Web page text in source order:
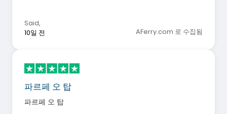
Said,
10일 전
AFerry.com 로 수집됨
파르페 오 탑
파르페 오 탑